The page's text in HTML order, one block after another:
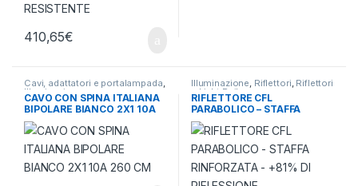
410,65€
Cavi, adattatori e portalampada,
Illuminazione
CAVO CON SPINA ITALIANA
BIPOLARE BIANCO 2X1 10A
260 CM
Illuminazione, Riflettori, Riflettori
e Light Rail
RIFLETTORE CFL
PARABOLICO – STAFFA
RINFORZATA – +81% DI
RIFLESSIONE